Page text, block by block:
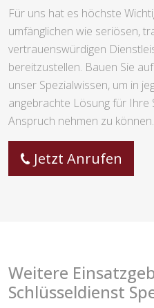
Für uns hat es höchste
umfänglichen wie seriösen,
vertrauenswürdigen
bereitzustellen. Bauen Sie
unser Spezialwissen, um in
angebrachte Lösung für
Anspruch nehmen zu können.
Jetzt Anrufen
Weitere
Schlüsseldienst